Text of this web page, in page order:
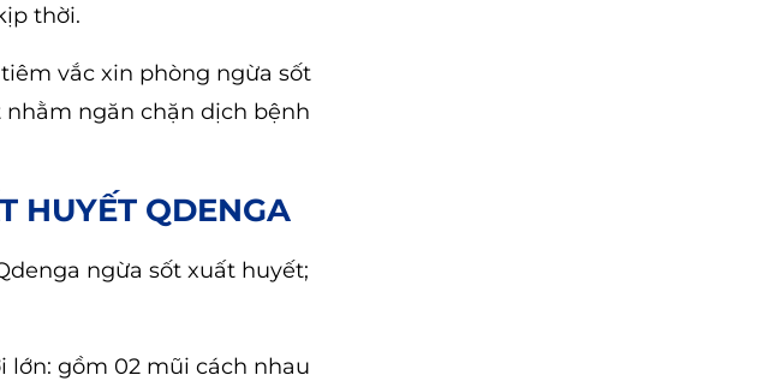
thời.
vắc xin phòng ngừa sốt
ngăn chặn dịch bệnh
HUYẾT QDENGA
ngừa sốt xuất huyết;
lớn: gồm 02 mũi cách nhau